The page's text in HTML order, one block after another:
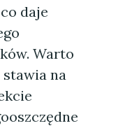
daje
Warto
stawia na